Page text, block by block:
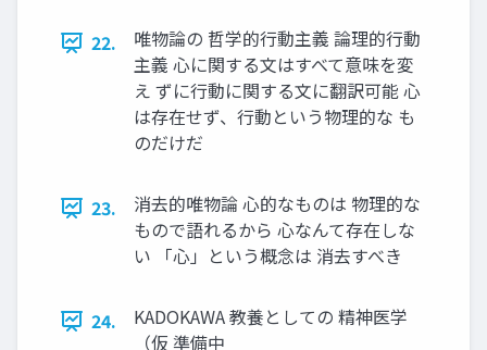
22.
唯物論の 哲学的行動主義 論理的行動
主義 心に関する文はすべて意味を変
え ずに行動に関する文に翻訳可能 心
は存在せず、行動という物理的な も
のだけだ
23.
消去的唯物論 心的なものは 物理的な
もので語れるから 心なんて存在しな
い 「心」という概念は 消去すべき
24.
KADOKAWA 教養としての 精神医学
（仮 準備中